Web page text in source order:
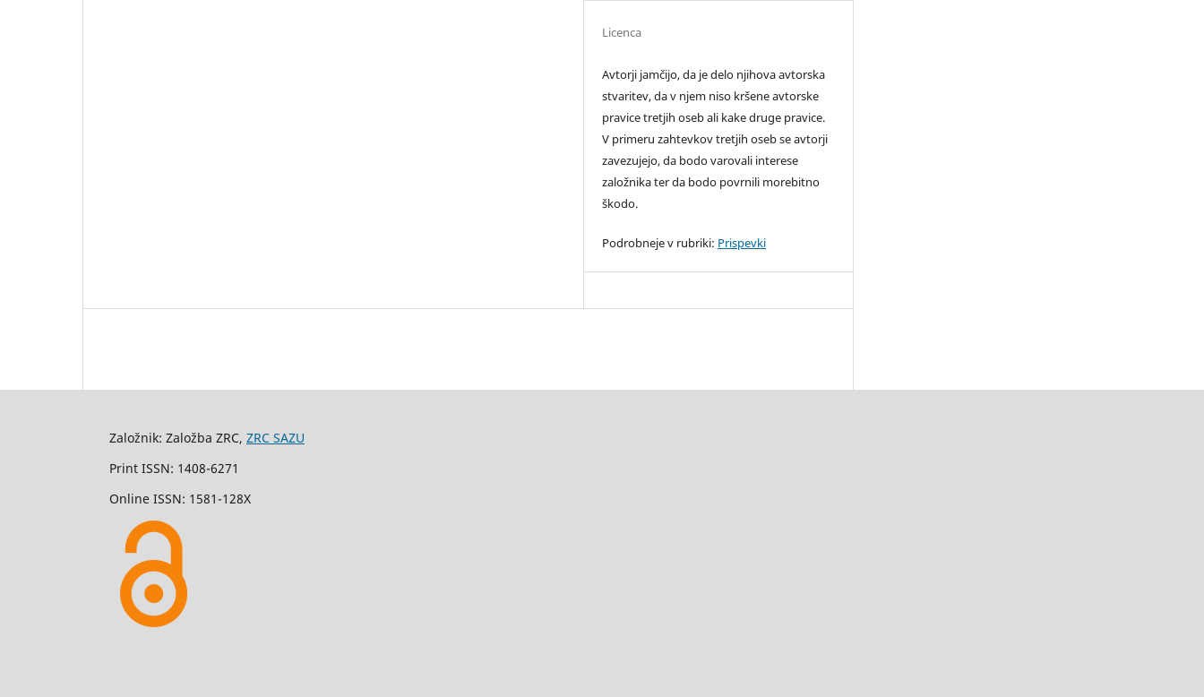
Licenca
Avtorji jamčijo, da je delo njihova avtorska
stvaritev, da v njem niso kršene avtorske
pravice tretjih oseb ali kake druge pravice.
V primeru zahtevkov tretjih oseb se avtorji
zavezujejo, da bodo varovali interese
založnika ter da bodo povrnili morebitno
škodo.
Podrobneje v rubriki: Prispevki
Založnik: Založba ZRC, ZRC SAZU
Print ISSN: 1408-6271
Online ISSN: 1581-128X